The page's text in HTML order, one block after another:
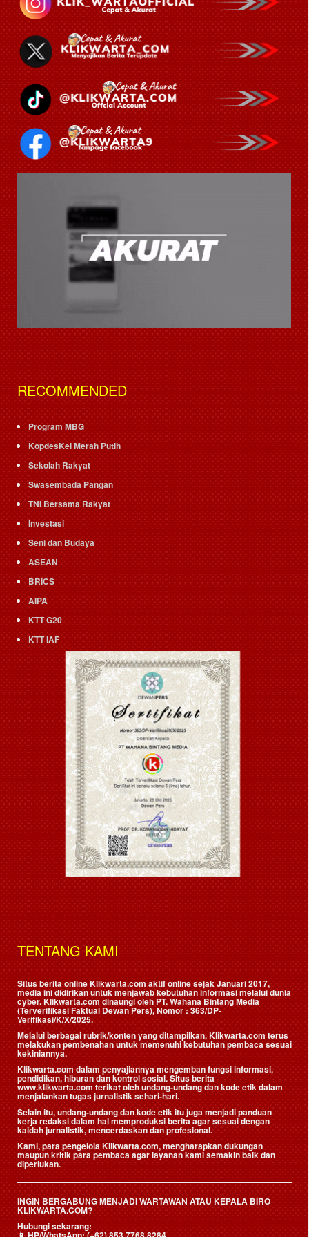
RECOMMENDED
Program MBG
KopdesKel Merah Putih
Sekolah Rakyat
Swasembada Pangan
TNI Bersama Rakyat
Investasi
Seni dan Budaya
ASEAN
BRICS
AIPA
KTT G20
KTT IAF
TENTANG KAMI
Situs berita online Klikwarta.com aktif online sejak Januari 2017,
media ini didirikan untuk menjawab kebutuhan informasi melalui dunia
cyber. Klikwarta.com dinaungi oleh PT. Wahana Bintang Media
(Terverifikasi Faktual Dewan Pers), Nomor : 363/DP-
Verifikasi/K/X/2025.
Melalui berbagai rubrik/konten yang ditampilkan, Klikwarta.com terus
melakukan pembenahan untuk memenuhi kebutuhan pembaca sesuai
kekiniannya.
Klikwarta.com dalam penyajiannya mengemban fungsi informasi,
pendidikan, hiburan dan kontrol sosial. Situs berita
www.klikwarta.com terikat oleh undang-undang dan kode etik dalam
menjalankan tugas jurnalistik sehari-hari.
Selain itu, undang-undang dan kode etik itu juga menjadi panduan
kerja redaksi dalam hal memproduksi berita agar sesuai dengan
kaidah jurnalistik, mencerdaskan dan profesional.
Kami, para pengelola Klikwarta.com, mengharapkan dukungan
maupun kritik para pembaca agar layanan kami semakin baik dan
diperlukan.
INGIN BERGABUNG MENJADI WARTAWAN ATAU KEPALA BIRO
KLIKWARTA.COM?
Hubungi sekarang: